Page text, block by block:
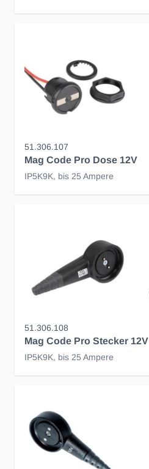
51.306.107
Mag Code Pro Dose 12V
IP5K9K, bis 25 Ampere
51.306.108
Mag Code Pro Stecker 12V
IP5K9K, bis 25 Ampere